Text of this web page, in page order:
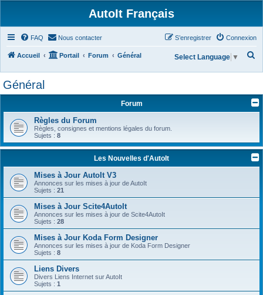
AutoIt Français
FAQ Nous contacter Connexion
S’enregistrer
Accueil Portail Forum Général
h
e
h
e
Select Language ▼
Général
Forum
Règles du Forum
Règles, consignes et mentions légales du forum.
Sujets : 8
Les Nouvelles d'AutoIt
Mises à Jour AutoIt V3
Annonces sur les mises à jour de AutoIt
Sujets : 21
Mises à Jour Scite4AutoIt
Annonces sur les mises à jour de Scite4AutoIt
Sujets : 28
Mises à Jour Koda Form Designer
Annonces sur les mises à jour de Koda Form Designer
Sujets : 8
Liens Divers
Divers Liens Internet sur AutoIt
Sujets : 1